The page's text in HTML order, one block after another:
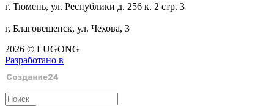
г. Тюмень, ул. Республики д. 256 к. 2 стр. 3
г, Благовещенск, ул. Чехова, 3
2026 © LUGONG
Разработано в